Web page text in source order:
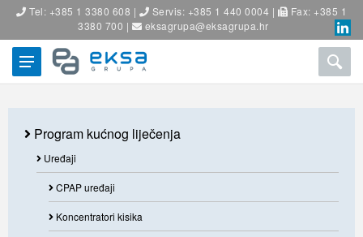
Tel: +385 1 3380 608 | Servis: +385 1 440 0004 |
Fax: +385 1
3380 700 |
eksagrupa@eksagrupa.hr
Program kućnog liječenja
Uređaji
CPAP uređaji
Koncentratori kisika